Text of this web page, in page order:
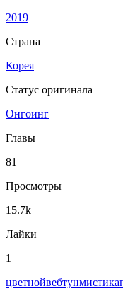
2019
Страна
Корея
Статус оригинала
Онгоинг
Главы
81
Просмотры
15.7k
Лайки
1
цветнойвeбтунмистика